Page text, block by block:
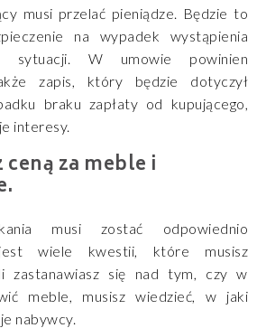
musi przelać pieniądze. Będzie to
na wypadek wystąpienia
sytuacji. W umowie powinien
zapis, który będzie dotyczył
braku zapłaty od kupującego,
interesy.
ceną za meble i
musi zostać odpowiednio
wiele kwestii, które musisz
zastanawiasz się nad tym, czy w
meble, musisz wiedzieć, w jaki
nabywcy.